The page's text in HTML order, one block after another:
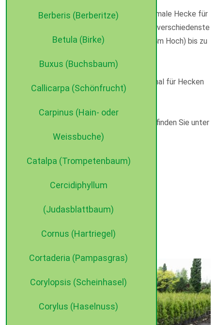
Wir beraten Sie gerne bei der Suche die optimale Hecke für
Ihre Bedürfnisse zu finden und können Ihnen verschiedenste
Heckengrößen von z.B. blickdichten (bis zu 4m Hoch) bis zu
Alle Pflanzen sind 1 A geschnitten und optimal für Hecken
Genauere Details zu den einzelnen Pflanzen finden Sie unter
unserem Menüpunkt:Hecken
Berberis (Berberitze)
Betula (Birke)
Buxus (Buchsbaum)
Callicarpa (Schönfrucht)
Carpinus (Hain- oder
Weissbuche)
Catalpa (Trompetenbaum)
Cercidiphyllum
(Judasblattbaum)
Cornus (Hartriegel)
Cortaderia (Pampasgras)
Corylopsis (Scheinhasel)
Corylus (Haselnuss)